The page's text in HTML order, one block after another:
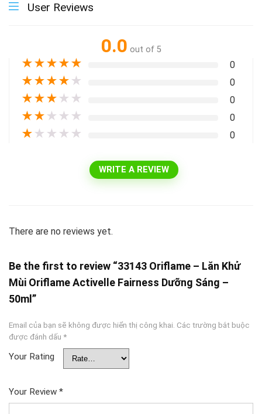
User Reviews
0.0 out of 5
★★★★★ 0
★★★★ ★ 0
★★★ ★ ★ 0
★★ ★ ★ ★ 0
★ ★ ★ ★ ★ 0
WRITE A REVIEW
There are no reviews yet.
Be the first to review “33143 Oriflame – Lăn Khử
Mùi Oriflame Activelle Fairness Dưỡng Sáng –
50ml”
Email của bạn sẽ không được hiển thị công khai. Các trường bắt buộc
được đánh dấu *
Your Rating
Your Review *